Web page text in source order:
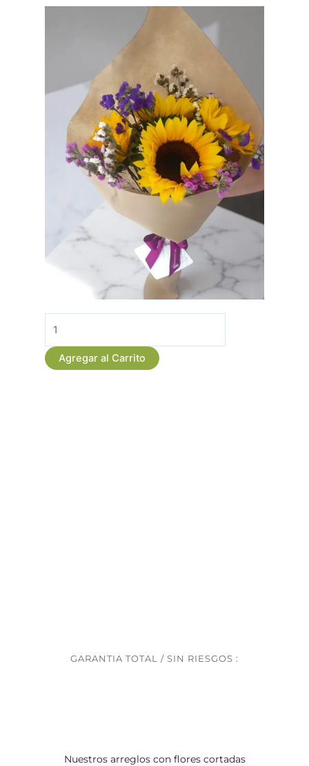
Bouquet
Personalizado
de
Agregar al Carrito
GARANTIA TOTAL / SIN RIESGOS :
Nuestros arreglos con flores cortadas